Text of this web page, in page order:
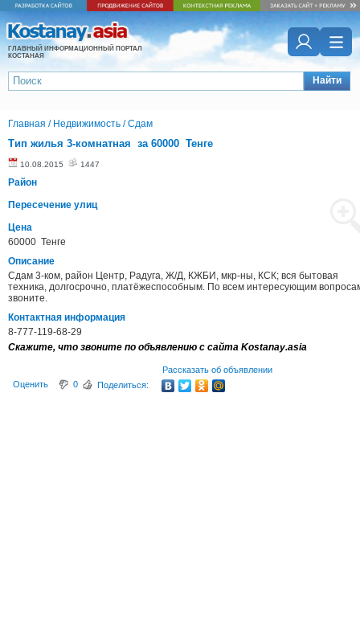
ГЛАВНЫЙ ИНФОРМАЦИОННЫЙ ПОРТАЛ
КОСТАНАЯ
Найти
Главная / Недвижимость /Сдам
Тип жилья 3-комнатная за 60000 Тенге
10.08.2015 1447
Район
Пересечение улиц
Цена
60000 Тенге
Описание
Сдам 3-ком, район Центр, Радуга, Ж/Д, КЖБИ, мкр-ны, КСК; вся бытовая
техника, долгосрочно, платёжеспособным. По всем интересующим
звоните.
Контактная информация
8-777-119-68-29
Скажите, что звоните по объявлению с сайта Kostanay.asia
Рассказать об объявлении
Оценить
0 Поделиться: